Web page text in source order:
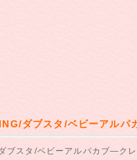
ダブスタ/ベビーアルパ
ブスタ/ベビーアルパカブ―ク